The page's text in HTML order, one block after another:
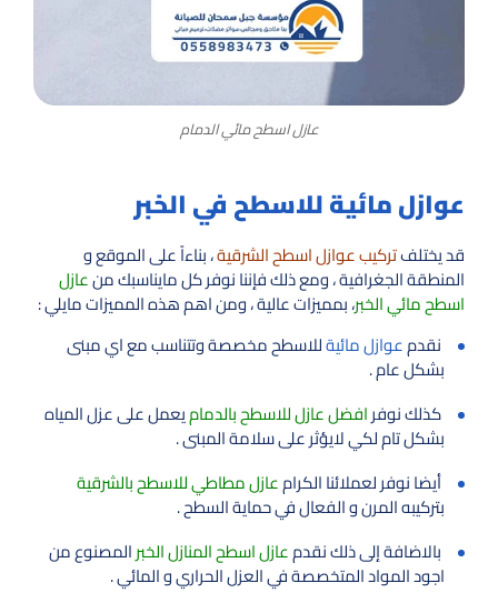
عازل اسطح مائي الدمام
عوازل مائية للاسطح في الخبر
قد يختلفتركيب عوازل اسطح الشرقية، بناءاً على الموقع و
المنطقة الجغرافية ، ومع ذلك فإننا نوفر كل مايناسبك منعازل
اسطح مائي الخبر، بمميزات عالية ، ومن اهم هذه المميزات مايلي :
نقدمعوازل مائيةللاسطح مخصصة وتتناسب مع اي مبنى
بشكل عام .
كذلك نوفرافضل عازل للاسطح بالدماميعمل على عزل المياه
بشكل تام لكي لايؤثر على سلامة المبنى .
أيضا نوفر لعملائنا الكرامعازل مطاطي للاسطح بالشرقية
بتركيبه المرن و الفعال في حماية السطح .
بالاضافة إلى ذلك نقدمعازل اسطح المنازل الخبرالمصنوع من
اجود المواد المتخصصة في العزل الحراري و المائي .